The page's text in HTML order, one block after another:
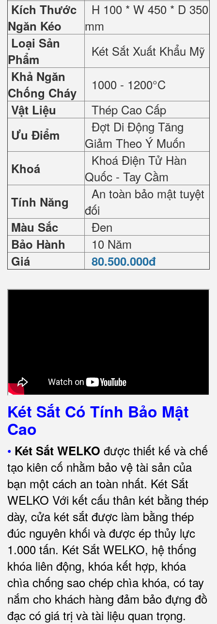
Kích Thước
Ngăn Kéo
H 100 * W 450 * D 350
mm
Loại Sản
Phẩm
Két Sắt Xuất Khẩu Mỹ
Khả Ngăn
Chống Cháy
1000 - 1200°C
Vật Liệu Thép Cao Cấp
Ưu Điểm
Đợt Di Động Tăng
Giảm Theo Ý Muốn
Khoá
Khoá Điện Tử Hàn
Quốc - Tay Cầm
Tính Năng
An toàn bảo mật tuyệt
đối
Màu Sắc Đen
Bảo Hành 10 Năm
Giá 80.500.000đ
Két Sắt Có Tính Bảo Mật
Cao
• Két Sắt WELKO được thiết kế và chế
tạo kiên cố nhằm bảo vệ tài sản của
bạn một cách an toàn nhất. Két Sắt
WELKO Với kết cấu thân két bằng thép
dày, cửa két sắt được làm bằng thép
đúc nguyên khối và được ép thủy lực
1.000 tấn. Két Sắt WELKO, hệ thống
khóa liên động, khóa kết hợp, khóa
chìa chống sao chép chìa khóa, có tay
nắm cho khách hàng đảm bảo đựng đồ
đạc có giá trị và tài liệu quan trọng.